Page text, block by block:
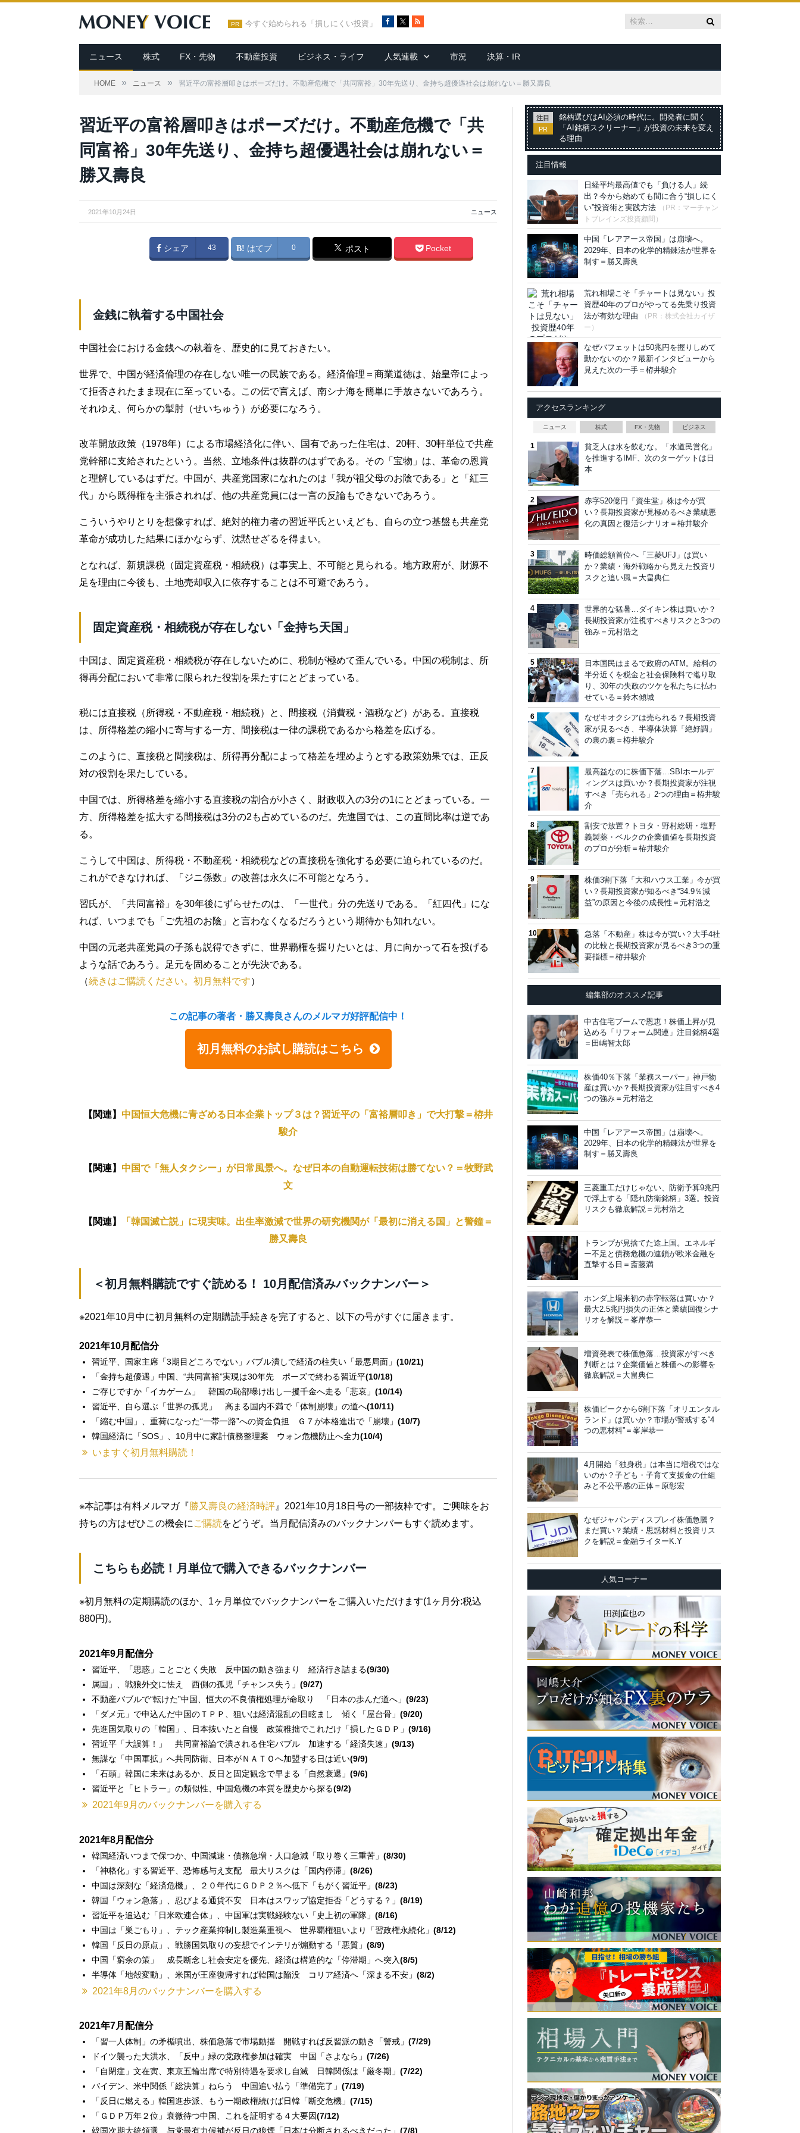
PR 今すぐ始められる「損しにくい投資」
c
e
b
o
R
S
ニュース 株式 FX・先物 不動産投資 ビジネス・ライフ 人気連載 市況 決算・IR
HOME » ニュース » 習近平の富裕層叩きはポーズだけ。不動産危機で「共同富裕」30年先送り、金持ち超優遇社会は崩れない＝勝又壽良
習近平の富裕層叩きはポーズだけ。不動産危機で「共
同富裕」30年先送り、金持ち超優遇社会は崩れない＝
勝又壽良
2021年10月24日 ニュース
シェア 43 はてブ 0 ポスト Pocket
金銭に執着する中国社会
中国社会における金銭への執着を、歴史的に見ておきたい。
世界で、中国が経済倫理の存在しない唯一の民族である。経済倫理＝商業道徳は、始皇帝によっ
て拒否されたまま現在に至っている。この伝で言えば、南シナ海を簡単に手放さないであろう。
それゆえ、何らかの掣肘（せいちゅう）が必要になろう。
改革開放政策（1978年）による市場経済化に伴い、国有であった住宅は、20軒、30軒単位で共産
党幹部に支給されたという。当然、立地条件は抜群のはずである。その「宝物」は、革命の恩賞
と理解しているはずだ。中国が、共産党国家になれたのは「我が祖父母のお陰である」と「紅三
代」から既得権を主張されれば、他の共産党員には一言の反論もできないであろう。
こういうやりとりを想像すれば、絶対的権力者の習近平氏といえども、自らの立つ基盤も共産党
革命が成功した結果にほかならず、沈黙せざるを得まい。
となれば、新規課税（固定資産税・相続税）は事実上、不可能と見られる。地方政府が、財源不
足を理由に今後も、土地売却収入に依存することは不可避であろう。
固定資産税・相続税が存在しない「金持ち天国」
中国は、固定資産税・相続税が存在しないために、税制が極めて歪んでいる。中国の税制は、所
得再分配において非常に限られた役割を果たすにとどまっている。
税には直接税（所得税・不動産税・相続税）と、間接税（消費税・酒税など）がある。直接税
は、所得格差の縮小に寄与する一方、間接税は一律の課税であるから格差を広げる。
このように、直接税と間接税は、所得再分配によって格差を埋めようとする政策効果では、正反
対の役割を果たしている。
中国では、所得格差を縮小する直接税の割合が小さく、財政収入の3分の1にとどまっている。一
方、所得格差を拡大する間接税は3分の2も占めているのだ。先進国では、この直間比率は逆であ
る。
こうして中国は、所得税・不動産税・相続税などの直接税を強化する必要に迫られているのだ。
これができなければ、「ジニ係数」の改善は永久に不可能となろう。
習氏が、「共同富裕」を30年後にずらせたのは、「一世代」分の先送りである。「紅四代」にな
れば、いつまでも「ご先祖のお陰」と言わなくなるだろうという期待かも知れない。
中国の元老共産党員の子孫も説得できずに、世界覇権を握りたいとは、月に向かって石を投げる
ような話であろう。足元を固めることが先決である。
（続きはご購読ください。初月無料です）
この記事の著者・勝又壽良さんのメルマガ好評配信中！
初月無料のお試し購読はこちら
【関連】 中国恒大危機に青ざめる日本企業トップ３は？習近平の「富裕層叩き」で大打撃＝栫井
駿介
【関連】 中国で「無人タクシー」が日常風景へ。なぜ日本の自動運転技術は勝てない？＝牧野武
文
【関連】
「韓国滅亡説」に現実味。出生率激減で世界の研究機関が「最初に消える国」と警鐘＝
勝又壽良
＜初月無料購読ですぐ読める！ 10月配信済みバックナンバー＞
※2021年10月中に初月無料の定期購読手続きを完了すると、以下の号がすぐに届きます。
2021年10月配信分
習近平、国家主席「3期目どころでない」バブル潰しで経済の柱失い「最悪局面」 (10/21)
「金持ち超優遇」中国、“共同富裕”実現は30年先 ポーズで終わる習近平(10/18)
ご存じですか「イカゲーム」 韓国の恥部曝け出し一攫千金へ走る「悲哀」 (10/14)
習近平、自ら選ぶ「世界の孤児」 高まる国内不満で「体制崩壊」の道へ(10/11)
「縮む中国」、重荷になった“一帯一路”への資金負担 Ｇ７が本格進出で「崩壊」 (10/7)
韓国経済に「SOS」、10月中に家計債務整理案 ウォン危機防止へ全力(10/4)
いますぐ初月無料購読！
※本記事は有料メルマガ『勝又壽良の経済時評 』2021年10月18日号の一部抜粋です。ご興味をお
持ちの方はぜひこの機会に ご購読をどうぞ。当月配信済みのバックナンバーもすぐ読めます。
こちらも必読！月単位で購入できるバックナンバー
※初月無料の定期購読のほか、1ヶ月単位でバックナンバーをご購入いただけます(1ヶ月分:税込
880円)。
2021年9月配信分
習近平、「思惑」ことごとく失敗 反中国の動き強まり 経済行き詰まる(9/30)
属国」、戦狼外交に怯え 西側の孤児「チャンス失う」 (9/27)
不動産バブルで“転けた”中国、恒大の不良債権処理が命取り 「日本の歩んだ道へ」 (9/23)
「ダメ元」で申込んだ中国のＴＰＰ、狙いは経済混乱の目眩まし 傾く「屋台骨」 (9/20)
先進国気取りの「韓国」、日本抜いたと自慢 政策稚拙でこれだけ「損したＧＤＰ」 (9/16)
習近平「大誤算！」 共同富裕論で潰される住宅バブル 加速する「経済失速」 (9/13)
無謀な「中国軍拡」へ共同防衛、日本がＮＡＴＯへ加盟する日は近い(9/9)
「石頭」韓国に未来はあるか、反日と固定観念で早まる「自然衰退」 (9/6)
習近平と「ヒトラー」の類似性、中国危機の本質を歴史から探る(9/2)
2021年9月のバックナンバーを購入する
2021年8月配信分
韓国経済いつまで保つか、中国減速・債務急増・人口急減「取り巻く三重苦」 (8/30)
「神格化」する習近平、恐怖感与え支配 最大リスクは「国内停滞」 (8/26)
中国は深刻な「経済危機」、２０年代にＧＤＰ２％へ低下「もがく習近平」 (8/23)
韓国「ウォン急落」、忍びよる通貨不安 日本はスワップ協定拒否「どうする？」 (8/19)
習近平を追込む「日米欧連合体」、中国軍は実戦経験ない「史上初の軍隊」 (8/16)
中国は「巣ごもり」、テック産業抑制し製造業重視へ 世界覇権狙いより「習政権永続化」 (8/12)
韓国「反日の原点」、戦勝国気取りの妄想でインテリが煽動する「悪質」 (8/9)
中国「窮余の策」 成長断念し社会安定を優先、経済は構造的な「停滞期」へ突入(8/5)
半導体「地殻変動」、米国が王座復帰すれば韓国は陥没 コリア経済へ「深まる不安」 (8/2)
2021年8月のバックナンバーを購入する
2021年7月配信分
「習一人体制」の矛楯噴出、株価急落で市場動揺 開戦すれば反習派の動き「警戒」 (7/29)
ドイツ襲った大洪水、「反中」緑の党政権参加は確実 中国「さよなら」 (7/26)
「自閉症」文在寅、東京五輪出席で特別待遇を要求し自滅 日韓関係は「厳冬期」 (7/22)
バイデン、米中関係「総決算」ねらう 中国追い払う「準備完了」 (7/19)
「反日に燃える」韓国進歩派、もう一期政権続けば日韓「断交危機」 (7/15)
「ＧＤＰ万年２位」衰微待つ中国、これを証明する４大要因(7/12)
韓国次期大統領選、与党最有力候補が反日の狼煙「日本は分断されるべきだった」 (7/8)
注目
PR
銘柄選びはAI必須の時代に。開発者に聞く
「AI銘柄スクリーナー」が投資の未来を変え
る理由
注目情報
日経平均最高値でも「負ける人」続
出？今から始めても間に合う“損しにく
い”投資術と実践方法
（PR：マーチャン
トブレインズ投資顧問）
中国「レアアース帝国」は崩壊へ。
2029年、日本の化学的精錬法が世界を
制す＝勝又壽良
荒れ相場こそ「チャートは見ない」投
資歴40年のプロがやってる先乗り投資
法が有効な理由
（PR：株式会社カイザ
ー）
なぜバフェットは50兆円を握りしめて
動かないのか？最新インタビューから
見えた次の一手＝栫井駿介
アクセスランキング
ニュース 株式 FX・先物 ビジネス
貧乏人は水を飲むな。「水道民営化」
を推進するIMF、次のターゲットは日
本
赤字520億円「資生堂」株は今が買
い？長期投資家が見極めるべき業績悪
化の真因と復活シナリオ＝栫井駿介
時価総額首位へ「三菱UFJ」は買い
か？業績・海外戦略から見えた投資リ
スクと追い風＝大畠典仁
世界的な猛暑…ダイキン株は買いか？
長期投資家が注視すべきリスクと3つの
強み＝元村浩之
日本国民はまるで政府のATM。給料の
半分近くを税金と社会保険料で毟り取
り、30年の失政のツケを私たちに払わ
せている＝鈴木傾城
なぜキオクシアは売られる？長期投資
家が見るべき、半導体決算「絶好調」
の裏の裏＝栫井駿介
最高益なのに株価下落…SBIホールデ
ィングスは買いか？長期投資家が注視
すべき「売られる」2つの理由＝栫井駿
介
割安で放置？トヨタ・野村総研・塩野
義製薬・ベルクの企業価値を長期投資
のプロが分析＝栫井駿介
株価3割下落「大和ハウス工業」今が買
い？長期投資家が知るべき“34.9％減
益”の原因と今後の成長性＝元村浩之
急落「不動産」株は今が買い？大手4社
の比較と長期投資家が見るべき3つの重
要指標＝栫井駿介
編集部のオススメ記事
中古住宅ブームで恩恵！株価上昇が見
込める「リフォーム関連」注目銘柄4選
＝田嶋智太郎
株価40％下落「業務スーパー」神戸物
産は買いか？長期投資家が注目すべき4
つの強み＝元村浩之
中国「レアアース帝国」は崩壊へ。
2029年、日本の化学的精錬法が世界を
制す＝勝又壽良
三菱重工だけじゃない、防衛予算9兆円
で浮上する「隠れ防衛銘柄」3選。投資
リスクも徹底解説＝元村浩之
トランプが見捨てた途上国。エネルギ
ー不足と債務危機の連鎖が欧米金融を
直撃する日＝斎藤満
ホンダ上場来初の赤字転落は買いか？
最大2.5兆円損失の正体と業績回復シナ
リオを解説＝峯岸恭一
増資発表で株価急落…投資家がすべき
判断とは？企業価値と株価への影響を
徹底解説＝大畠典仁
株価ピークから6割下落「オリエンタル
ランド」は買いか？市場が警戒する“4
つの悪材料”＝峯岸恭一
4月開始「独身税」は本当に増税ではな
いのか？子ども・子育て支援金の仕組
みと不公平感の正体＝原彰宏
なぜジャパンディスプレイ株価急騰？
まだ買い？業績・思惑材料と投資リス
クを解説＝金融ライターK.Y
人気コーナー